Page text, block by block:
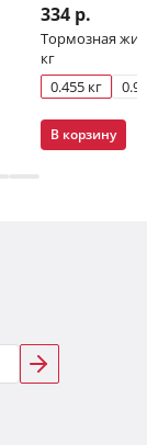
334 р.
Тормозная
кг
0.455 кг
В корзину